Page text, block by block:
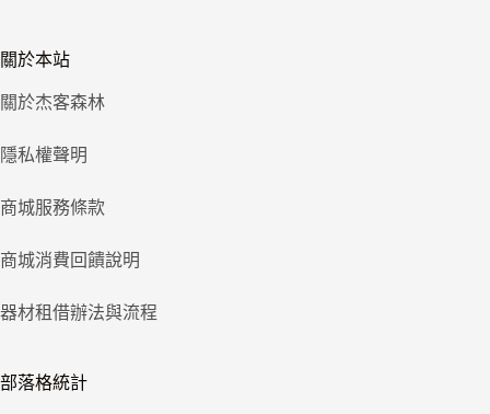
關於本站
關於杰客森林
隱私權聲明
商城服務條款
商城消費回饋說明
器材租借辦法與流程
部落格統計